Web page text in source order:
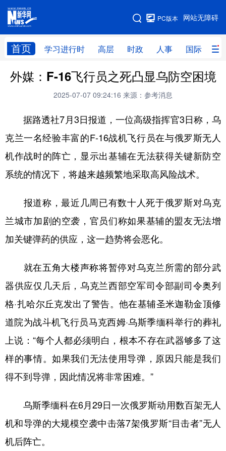
网站无障碍
PC版本
首页 学习进行时 高层 时政 人事 国际 财
网站地图
学习进行时 高层 时政 人事
财经 网评
台湾 思客智库 全球连线 教育
科技 科创 量子 体育
文化 书画 健康 军事
法律 中央文件 金融 汽车
食品 人居 信息化 数字经济
学术中国 乡村振兴 银龄
城市 旅游 能源 会展
彩票 娱乐 时尚 悦读
公益 一带一路 亚太网 上市公司
外媒：F-16飞行员之死凸显乌防空困境
2025-07-07 09:24:16 来源：参考消息
据路透社7月3日报道，一位高级指挥官3日称，乌
克兰一名经验丰富的F-16战机飞行员在与俄罗斯无人
机作战时的阵亡，显示出基辅在无法获得关键新防空
系统的情况下，将越来越频繁地采取高风险战术。
报道称，最近几周已有数十人死于俄罗斯对乌克
兰城市加剧的空袭，官员们称如果基辅的盟友无法增
加关键弹药的供应，这一趋势将会恶化。
就在五角大楼声称将暂停对乌克兰所需的部分武
器供应仅几天后，乌克兰西部空军司令部副司令奥列
格·扎哈尔丘克发出了警告。他在基辅圣米迦勒金顶修
道院为战斗机飞行员马克西姆·乌斯季缅科举行的葬礼
上说：“每个人都必须明白，根本不存在武器够多了这
样的事情。如果我们无法使用导弹，原因只能是我们
得不到导弹，因此情况将非常困难。”
乌斯季缅科在6月29日一次俄罗斯动用数百架无人
机和导弹的大规模空袭中击落7架俄罗斯“目击者”无人
机后阵亡。